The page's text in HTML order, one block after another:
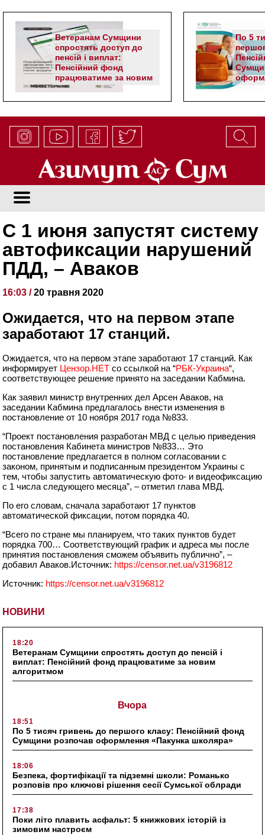
Ветеранам Сумщини
спростять доступ до
пенсій і виплат:
Пенсійний фонд
працюватиме за новим
алгоритмом
По 5
НОВИНИ
18:20
Ветеранам Сумщини спростять доступ до пенсій і
виплат: Пенсійний фонд працюватиме за новим
алгоритмом
Вчора
18:51
По 5 тисяч гривень до першого класу: Пенсійний фонд
Сумщини розпочав оформлення «Пакунка школяра»
18:06
Безпека, фортифікації та підземні школи: Романько
розповів про ключові рішення сесії Сумської облради
17:38
Поки літо плавить асфальт: 5 книжкових історій із
зимовим настроєм
С 1 июня запустят систему
автофиксации нарушений
ПДД, – Аваков
16:03 /20 травня 2020
Ожидается, что на первом этапе
заработают 17 станций.
Ожидается, что на первом этапе заработают 17 станций. Как
информирует Цензор.НЕТ со ссылкой на “РБК-Украина“,
соответствующее решение принято на заседании Кабмина.
Как заявил министр внутренних дел Арсен Аваков, на
заседании Кабмина предлагалось внести изменения в
постановление от 10 ноября 2017 года №833.
“Проект постановления разработан МВД с целью приведения
постановления Кабинета министров №833… Это
постановление предлагается в полном согласовании с
законом, принятым и подписанным президентом Украины с
тем, чтобы запустить автоматическую фото- и видеофиксацию
с 1 числа следующего месяца”, – отметил глава МВД.
По его словам, сначала заработают 17 пунктов
автоматической фиксации, потом порядка 40.
“Всего по стране мы планируем, что таких пунктов будет
порядка 700… Соответствующий график и адреса мы после
принятия постановления сможем объявить публично”, –
добавил Аваков.Источник: https://censor.net.ua/v3196812
Источник: https://censor.net.ua/v3196812